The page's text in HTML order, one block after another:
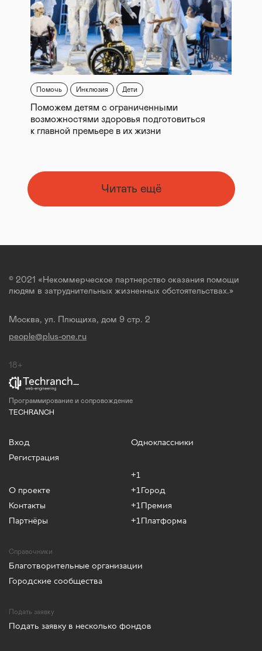
Помочь Инклюзия Дети
Поможем детям с ограниченными
возможностями здоровья подготовиться
к главной премьере в их жизни
Читать ещё
© 2021 «Некоммерческое партнерство оказания помощи
людям в затруднительных жизненных обстоятельствах.»
Москва, ул. Плющиха, дом 9 стр. 2
people@plus-one.ru
18+
Программирование и сопровождение
TECHRANCH
Вход
Регистрация
О проекте
Контакты
Партнёры
Одноклассники
+1
+1Город
+1Премия
+1Платформа
Справочники
Благотворительные организации
Городские сообщества
Подать заявку
Подать заявку в несколько фондов